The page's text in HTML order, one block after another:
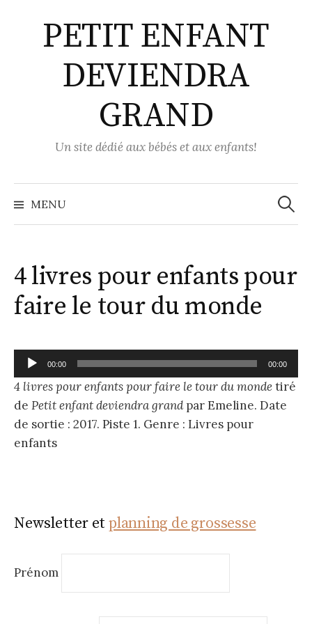
contenuPETIT ENFANT
DEVIENDRA
GRAND
Un site dédié aux bébés et aux enfants!
MENU
4 livres pour enfants pour
faire le tour du monde
Lecteur
audio
00:00 00:00
4 livres pour enfants pour faire le tour du mondetiré
de Petit enfant deviendra grandpar Emeline. Date
de sortie : 2017. Piste 1. Genre : Livres pour
enfants
Newsletter et planning de grossesse
Prénom